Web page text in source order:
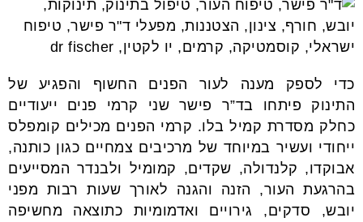
כדי לספק מענה לעור הפנים החשוף והפגיע של
התינוק פיתחו בד”ר פישר שני קרמי פנים ייעודיים
כחלק מסדרת קמיל בלו. קרמי הפנים מכילים קומפלס
ייחודי ועשיר במיוחד של מרכיבים צמחיים כגון כותנה,
אבוקדו, קלנדולה, שקדים, קמומיל ולבנדר המסייעים
בהרגעת העור, הזנה והגנה לאורך שעות רבות מפני
יובש, סדקים, גירויים ואדמומיות כתוצאה מחשיפה